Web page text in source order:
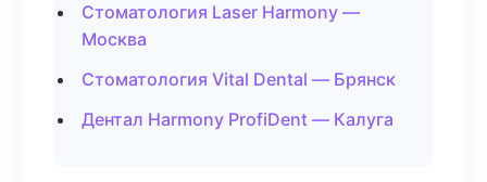
Стоматология Laser Harmony —
Москва
Стоматология Vital Dental — Брянск
Дентал Harmony ProfiDent — Калуга